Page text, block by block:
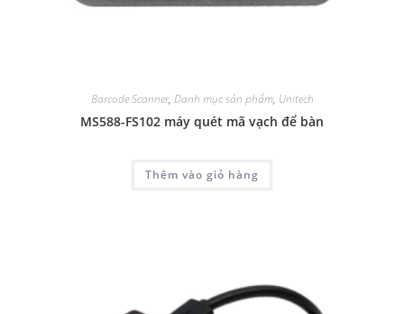
Barcode Scanner, Danh mục sản phẩm, Unitech
MS588-FS102 máy quét mã vạch để bàn
Thêm vào giỏ hàng